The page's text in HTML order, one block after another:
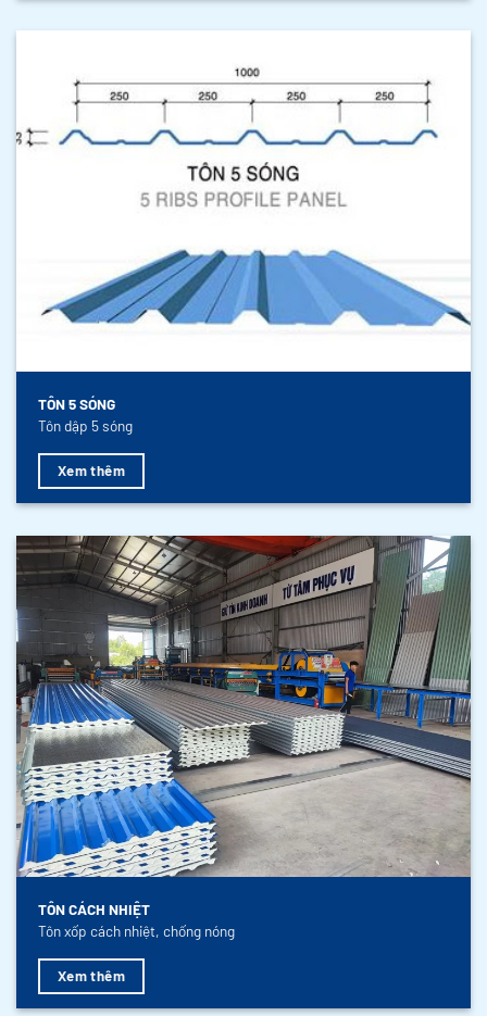
TÔN 5 SÓNG
Tôn dập 5 sóng
Xem thêm
TÔN CÁCH NHIỆT
Tôn xốp cách nhiệt, chống nóng
Xem thêm